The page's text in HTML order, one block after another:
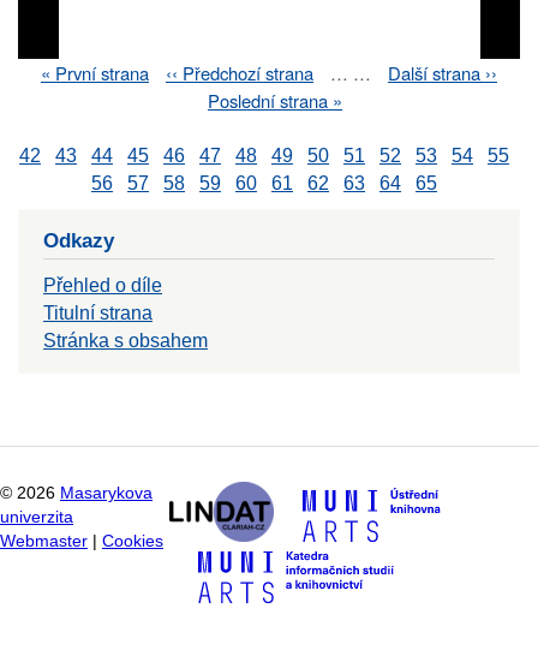
First
« První strana
Previous
‹‹ Předchozí strana … …
Next
Další strana ››
Last
Poslední strana »
42 43 44 45 46 47 48 49 50 51 52 53 54
55
56
57 58 59 60 61 62 63 64 65
Odkazy
Přehled o díle
Titulní strana
Stránka s obsahem
© 2026 Masarykova
univerzita
Webmaster
Cookies